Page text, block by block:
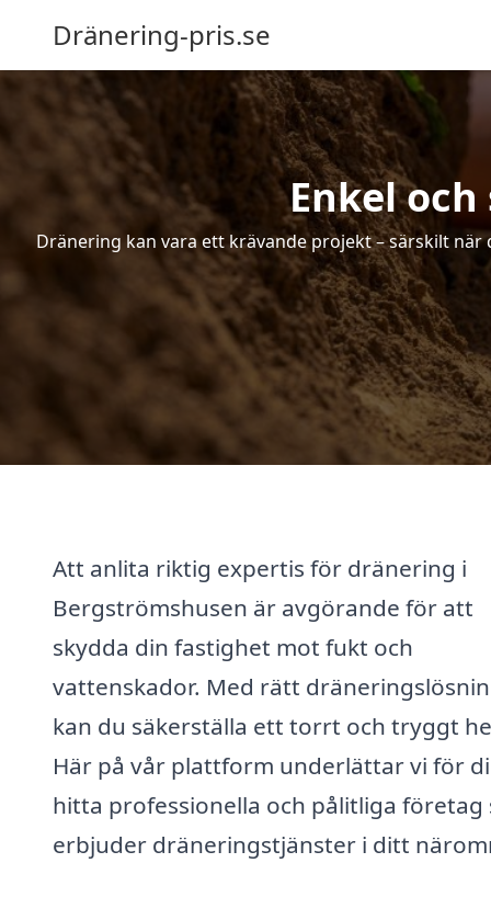
Dränering-pris.se
Enkel
Dränering kan vara ett krävande projekt – särskilt
Att anlita riktig expertis för dränering i
Bergströmshusen är avgörande för att
skydda din fastighet mot fukt och
vattenskador. Med rätt
kan du säkerställa ett torrt och tryggt
Här på vår plattform underlättar vi för
hitta professionella och pålitliga företag
erbjuder dräneringstjänster i ditt